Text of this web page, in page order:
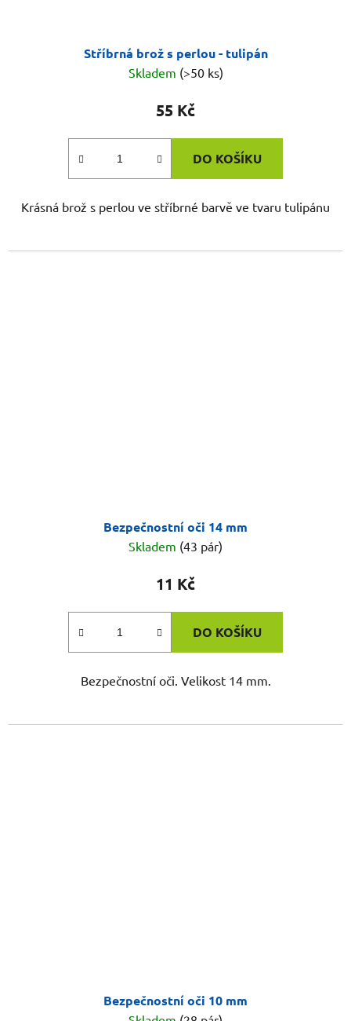
Stříbrná brož s perlou - tulipán
Skladem (>50 ks)
55 Kč
DO KOŠÍKU
Krásná brož s perlou ve stříbrné barvě ve tvaru tulipánu
Bezpečnostní oči 14 mm
Skladem (43 pár)
11 Kč
DO KOŠÍKU
Bezpečnostní oči. Velikost 14 mm.
Bezpečnostní oči 10 mm